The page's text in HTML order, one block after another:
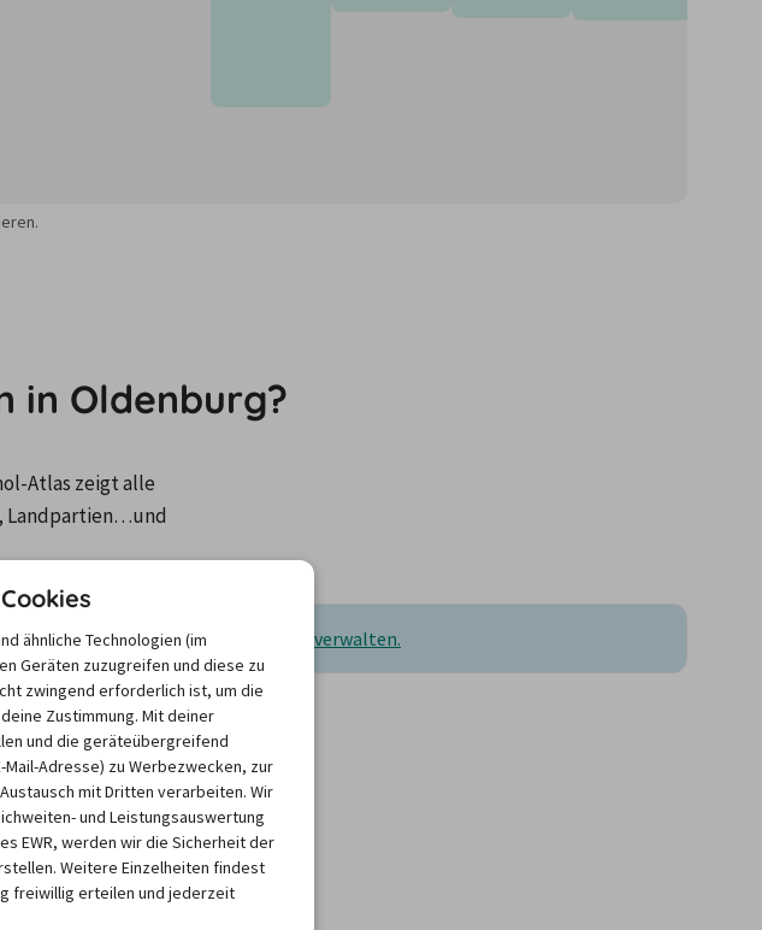
in Oldenburg?
Atlas zeigt alle
Landpartien…und
um deine Cookie-Einstellungen zu verwalten.
rund 100-
die Branche mit
wurde das
ähnliche Technologien (im
Geräten zuzugreifen und diese zu
zwingend erforderlich ist, um die
Zustimmung. Mit deiner
und die geräteübergreifend
Adresse) zu Werbezwecken, zur
mit Dritten verarbeiten. Wir
und Leistungsauswertung
EWR, werden wir die Sicherheit der
Weitere Einzelheiten findest
freiwillig erteilen und jederzeit